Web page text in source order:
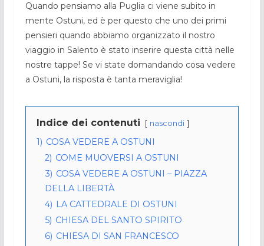
Quando pensiamo alla Puglia ci viene subito in
mente Ostuni, ed è per questo che uno dei primi
pensieri quando abbiamo organizzato il nostro
viaggio in Salento è stato inserire questa città nelle
nostre tappe! Se vi state domandando cosa vedere
a Ostuni, la risposta è tanta meraviglia!
Indice dei contenuti nascondi
1) COSA VEDERE A OSTUNI
2) COME MUOVERSI A OSTUNI
3) COSA VEDERE A OSTUNI – PIAZZA
DELLA LIBERTÀ
4) LA CATTEDRALE DI OSTUNI
5) CHIESA DEL SANTO SPIRITO
6) CHIESA DI SAN FRANCESCO